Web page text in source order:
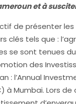
et à
de présenter
tels que :
se sont tenues du
des
: l’Annual
à Mumbai. Lors